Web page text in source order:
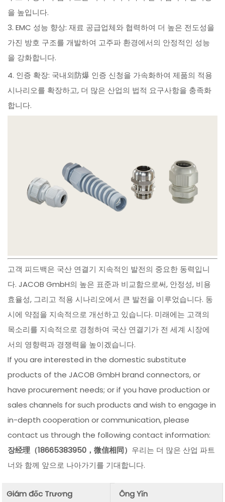
을 높입니다.
3. EMC 성능 향상: 재료 공급업체와 협력하여 더 높은 전도성을
가진 방호 구조를 개발하여 고주파 환경에서의 안정적인 성능
을 강화합니다.
4. 인증 확장: 국내외防爆 인증 신청을 가속화하여 제품의 적용
시나리오를 확장하고, 더 많은 산업의 법적 요구사항을 충족화
합니다.
고객 피드백은 국산 연결기 지속적인 발전의 중요한 동력입니
다. JACOB GmbH의 높은 표준과 비교함으로써, 안정성, 비용
효율성, 그리고 적용 시나리오에서 큰 발전을 이루었습니다. 동
시에 약점을 지속적으로 개선하고 있습니다. 미래에는 고객의
목소리를 지속적으로 경청하여 국산 연결기가 전 세계 시장에
서의 영향력과 경쟁력을 높이겠습니다.
If you are interested in the domestic substitute
products of the JACOB GmbH brand connectors, or
have procurement needs; or if you have production or
sales channels for such products and wish to engage in
in-depth cooperation or communication, please
contact us through the following contact information:
장经理（18665383950，微信相同） 우리는 더 많은 산업 파트
너와 함께 앞으로 나아가기를 기대합니다.
Giám đốc Trương
Ông Yǐn